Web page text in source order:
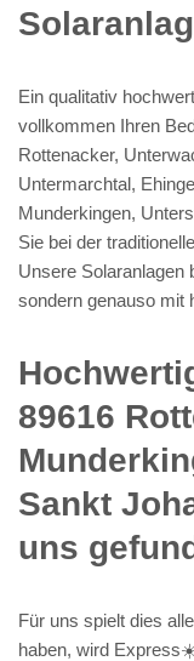
Ein qualitativ
vollkommen Ihren
Rottenacker,
Untermarchtal,
Munderkingen,
Sie bei der
Unsere Solaranlagen
sondern genauso mit
89616
Sankt
uns
Für uns spielt dies
haben, wird